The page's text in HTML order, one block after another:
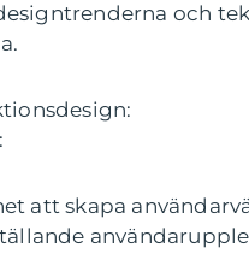
och
att skapa